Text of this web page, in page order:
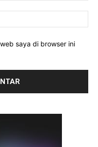
saya di browser ini